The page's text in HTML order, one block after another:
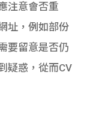
注意會否重
址，例如部份
要留意是否仍
疑惑，從而CV